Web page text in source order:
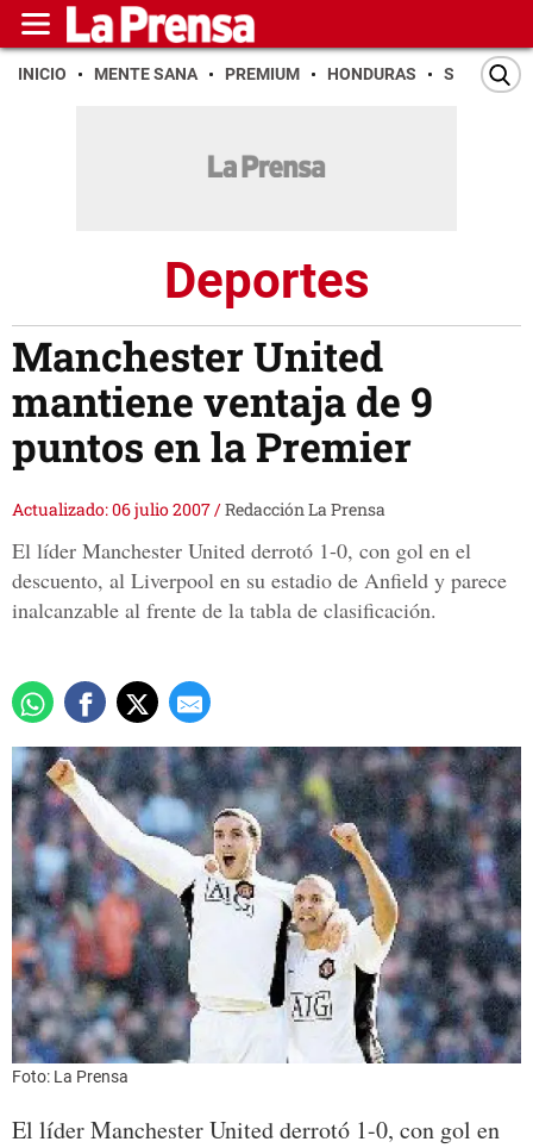
INICIO MENTE SANA PREMIUM HONDURAS SAN PEDRO
Deportes
Manchester United
mantiene ventaja de 9
puntos en la Premier
Actualizado: 06 julio 2007/Redacción La Prensa
El líder Manchester United derrotó 1-0, con gol en el
descuento, al Liverpool en su estadio de Anfield y parece
inalcanzable al frente de la tabla de clasificación.
Foto: La Prensa
El líder Manchester United derrotó 1-0, con gol en